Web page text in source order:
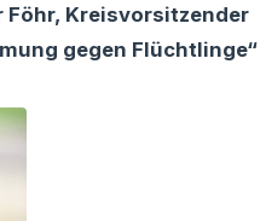
Föhr, Kreisvorsitzender
gegen Flüchtlinge“